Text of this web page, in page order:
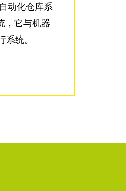
动化仓库系
，它与机器
统。